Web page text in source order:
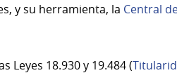
y su herramienta, la Central
Leyes 18.930 y 19.484 (